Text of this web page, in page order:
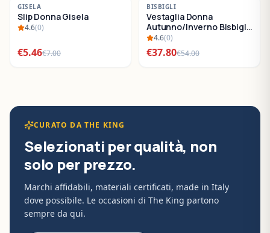
-22 %
SALDI
GISELA
Slip Donna Gisela
4.6(0)
€5.46€7.00
-30 %
SALDI
BISBIGLI
Vestaglia Donna
Autunno/Inverno Bisbigli
BO288632
4.6(0)
€37.80€54.00
CURATO DA THE KING
Selezionati per qualità, non
solo per prezzo.
Marchi affidabili, materiali certificati, made in Italy
dove possibile. Le occasioni di The King partono
sempre da qui.